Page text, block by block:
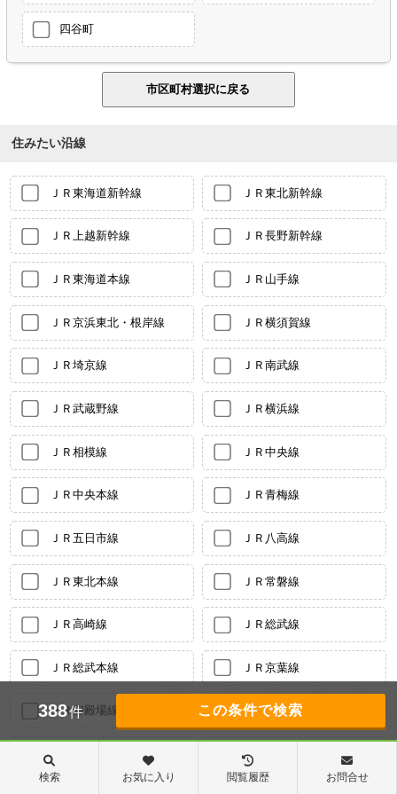
四谷町
住みたい沿線
ＪＲ東海道新幹線 ＪＲ東北新幹線
ＪＲ上越新幹線 ＪＲ長野新幹線
ＪＲ東海道本線 ＪＲ山手線
ＪＲ京浜東北・根岸線 ＪＲ横須賀線
ＪＲ埼京線 ＪＲ南武線
ＪＲ武蔵野線 ＪＲ横浜線
ＪＲ相模線 ＪＲ中央線
ＪＲ中央本線 ＪＲ青梅線
ＪＲ五日市線 ＪＲ八高線
ＪＲ東北本線 ＪＲ常磐線
ＪＲ高崎線 ＪＲ総武線
ＪＲ総武本線 ＪＲ京葉線
ＪＲ御殿場線 西武池袋線
西武有楽町線 西武豊島線
388件
検索 お気に入り 閲覧履歴 お問合せ